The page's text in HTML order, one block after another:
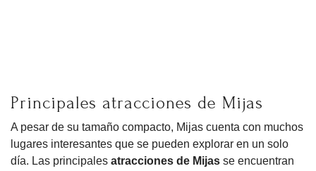
Principales atracciones de Mijas
A pesar de su tamaño compacto, Mijas cuenta con muchos
lugares interesantes que se pueden explorar en un solo
día. Las principales atracciones de Mijas se encuentran